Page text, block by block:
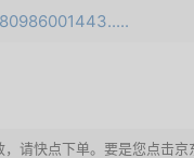
请快点下单。要是您点击